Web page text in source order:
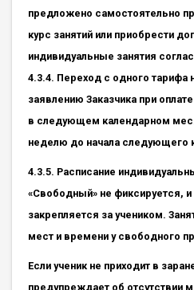
предложено самостоятельно
курс занятий или приобрести
индивидуальные занятия
4.3.4. Переход с одного тарифа
заявлению Заказчика при
в следующем календарном
неделю до начала следующего
4.3.5. Расписание
«Свободный» не фиксируется, и
закрепляется за учеником.
мест и времени у свободного
Если ученик не приходит в
предупреждает об отсутствии